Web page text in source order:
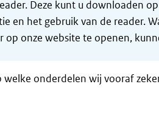
Deze kunt u downloaden
en het gebruik van de reader.
op onze website te openen,
onderdelen wij vooraf